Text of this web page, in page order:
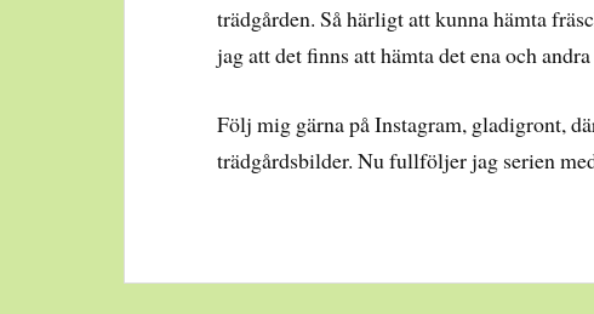
trädgården. Så härligt att kunna hämta
jag att det finns att hämta det ena och
Följ mig gärna på Instagram, gladigront,
trädgårdsbilder. Nu fullföljer jag serien